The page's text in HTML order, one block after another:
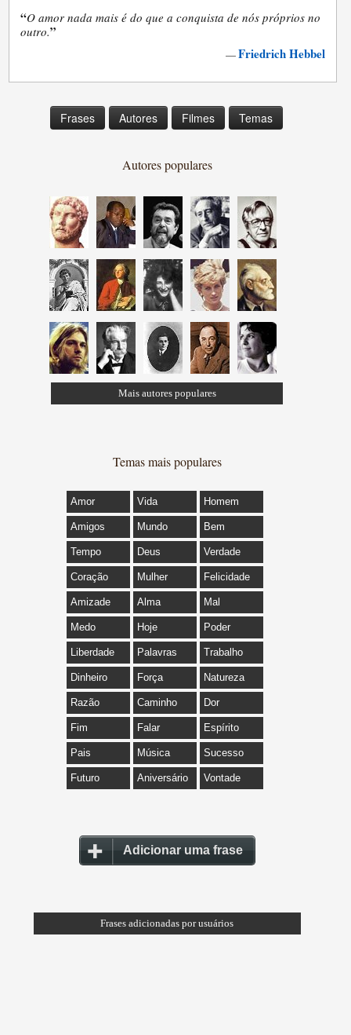
“O amor nada mais é do que a conquista de nós próprios no
outro.”
—Friedrich Hebbel
Frases Autores Filmes Temas
Autores populares
Mais autores populares
Temas mais populares
Amor Vida Homem
Amigos Mundo Bem
Tempo Deus Verdade
Coração Mulher Felicidade
Amizade Alma Mal
Medo Hoje Poder
Liberdade Palavras Trabalho
Dinheiro Força Natureza
Razão Caminho Dor
Fim Falar Espírito
Pais Música Sucesso
Futuro Aniversário Vontade
Adicionar uma frase
Frases adicionadas por usuários